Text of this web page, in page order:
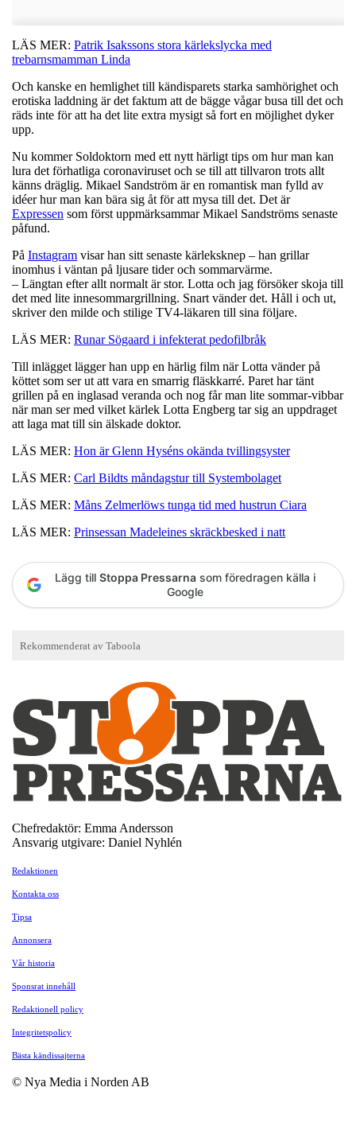
LÄS MER: Patrik Isakssons stora kärlekslycka med
trebarnsmamman Linda
Och kanske en hemlighet till kändisparets starka samhörighet och
erotiska laddning är det faktum att de bägge vågar busa till det och
räds inte för att ha det lite extra mysigt så fort en möjlighet dyker
upp.
Nu kommer Soldoktorn med ett nytt härligt tips om hur man kan
lura det förhatliga coronaviruset och se till att tillvaron trots allt
känns dräglig. Mikael Sandström är en romantisk man fylld av
idéer hur man kan bära sig åt för att mysa till det. Det är
Expressen som först uppmärksammar Mikael Sandströms senaste
påfund.
På Instagram visar han sitt senaste kärleksknep – han grillar
inomhus i väntan på ljusare tider och sommarvärme.
– Längtan efter allt normalt är stor. Lotta och jag försöker skoja till
det med lite innesommargrillning. Snart vänder det. Håll i och ut,
skriver den milde och stilige TV4-läkaren till sina följare.
LÄS MER: Runar Sögaard i infekterat pedofilbråk
Till inlägget lägger han upp en härlig film när Lotta vänder på
köttet som ser ut att vara en smarrig fläskkarré. Paret har tänt
grillen på en inglasad veranda och nog får man lite sommar-vibbar
när man ser med vilket kärlek Lotta Engberg tar sig an uppdraget
att laga mat till sin älskade doktor.
LÄS MER: Hon är Glenn Hyséns okända tvillingsyster
LÄS MER: Carl Bildts måndagstur till Systembolaget
LÄS MER: Måns Zelmerlöws tunga tid med hustrun Ciara
LÄS MER: Prinsessan Madeleines skräckbesked i natt
Lägg till Stoppa Pressarna som föredragen källa i
Google
Chefredaktör: Emma Andersson
Ansvarig utgivare: Daniel Nyhlén
Redaktionen
Kontakta oss
Tipsa
Annonsera
Vår historia
Sponsrat innehåll
Redaktionell policy
Integritetspolicy
Bästa kändissajterna
© Nya Media i Norden AB